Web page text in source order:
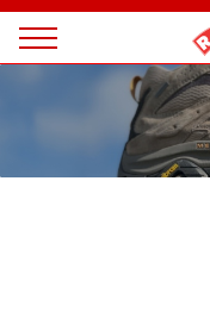
Magazine
Panneau de gestion